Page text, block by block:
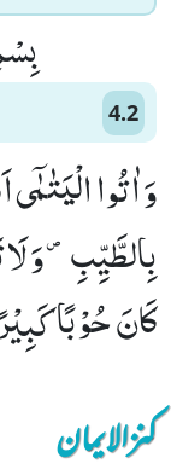
4.2
وَ اٰتُوا
بِالطَّیِّبِ ۪- وَ
كَانَ حُوْبًا
کنزالایمان